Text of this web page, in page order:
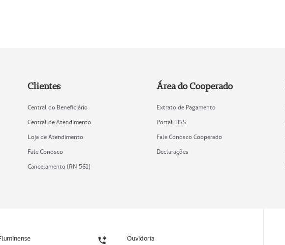
Clientes
Central do Beneficiário
Central de Atendimento
Loja de Atendimento
Fale Conosco
Cancelamento (RN 561)
Área do Cooperado
Extrato de Pagamento
Portal TISS
Fale Conosco Cooperado
Declarações
Ouvidoria